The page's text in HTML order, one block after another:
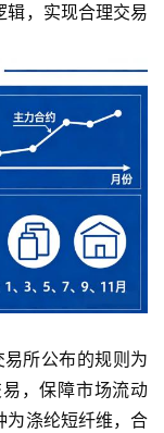
辑，实现合理交易
所公布的规则为
，保障市场流动
为涤纶短纤维，合